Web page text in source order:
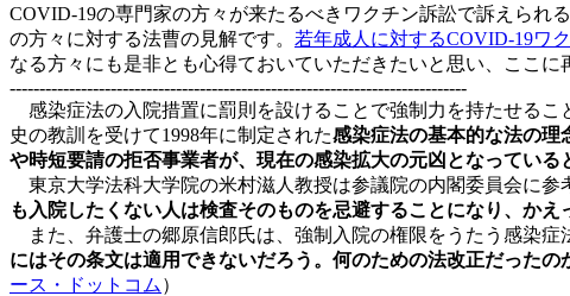
COVID-19の専門家の方々が来たるべきワクチン訴訟で訴えられ
の方々に対する法曹の見解です。 若年成人に対するCOVID-19ワ
なる方々にも是非とも心得ておいていただきたいと思い、ここに
-----------------------------------------------------------------------------
感染症法の入院措置に罰則を設けることで強制力を持たせる
史の教訓を受けて1998年に制定された感染症法の基本的な法の理
や時短要請の拒否事業者が、現在の感染拡大の元凶となってい
東京大学法科大学院の米村滋人教授は参議院の内閣委員会に参
も入院したくない人は検査そのものを忌避することになり、か
また、弁護士の郷原信郎氏は、強制入院の権限をうたう感染症
にはその条文は適用できないだろう。何のための法改正だったの
ース・ドットコム ）